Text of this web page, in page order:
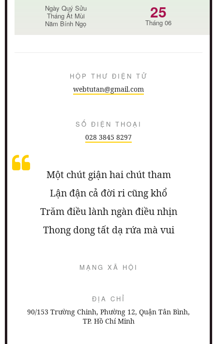
Ngày Quý Sửu
Tháng Ất Mùi
Năm Bính Ngọ
25
Tháng 06
HỘP THƯ ĐIỆN TỬ
webtutan@gmail.com
SỐ ĐIỆN THOẠI
028 3845 8297
Một chút giận hai chút tham
Lận đận cả đời ri cũng khổ
Trăm điều lành ngàn điều nhịn
Thong dong tất dạ rứa mà vui
MẠNG XÃ HỘI
ĐỊA CHỈ
90/153 Trường Chinh, Phường 12, Quận Tân Bình,
TP. Hồ Chí Minh